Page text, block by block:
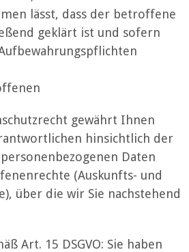
lässt, dass der betroffene
geklärt ist und sofern
gewährt Ihnen
hinsichtlich der
Daten
(Auskunfts- und
über die wir Sie nachstehend
Art. 15 DSGVO: Sie haben